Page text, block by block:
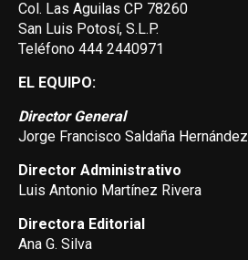
Col. Las Aguilas CP 78260
San Luis Potosí, S.L.P.
Teléfono 444 2440971
EL EQUIPO:
Director General
Jorge Francisco Saldaña Hernández
Director Administrativo
Luis Antonio Martínez Rivera
Directora Editorial
Ana G. Silva